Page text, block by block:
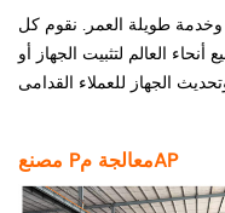
وخدمة طويلة العمر. نقوم كل
فني إلى جميع أنحاء العالم لتثبيت الجهاز أو
مصنع P معالجة م AP